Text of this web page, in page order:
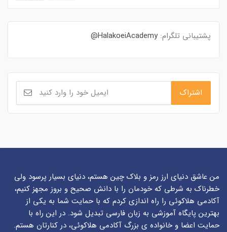
پشتیبانی تلگرام: HalakoeiAcademy@
من عاشق دنیای ارز رمز و بلاک چین هستم، دنیای بسیار پرسود ولی
خطرناک به شرطی که خودمان را با دانش صحیح و بروز مجهز کنیم،
آکادمی هلاکوئی را راه اندازی کردم که با حمایت شما به یکی از
بهترین پایگاه آموزشی به زبان فارسی تبدیل شود. در این راه با
حمایت اعضا و خانواده ی بزرگ آکادمی هلاکوئی، در کنارتان هستم.